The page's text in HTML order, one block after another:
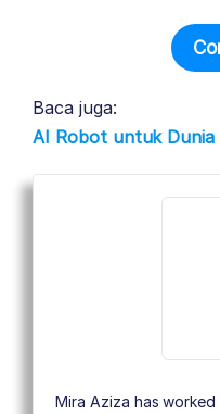
Baca juga:
AI Robot untuk
Mira Aziza has